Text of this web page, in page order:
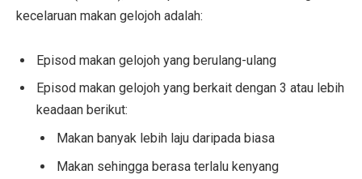
kecelaruan makan gelojoh adalah:
Episod makan gelojoh yang berulang-ulang
Episod makan gelojoh yang berkait dengan 3 atau lebih
keadaan berikut:
Makan banyak lebih laju daripada biasa
Makan sehingga berasa terlalu kenyang